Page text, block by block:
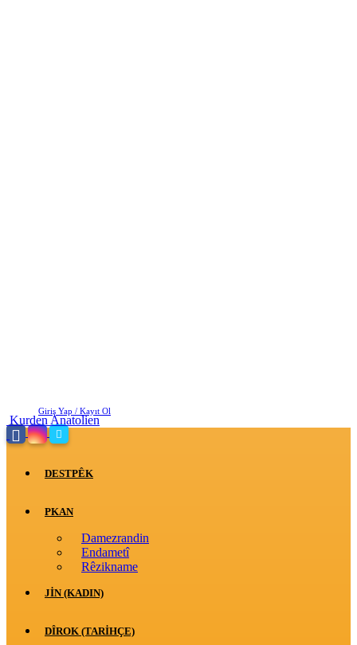
Giriş Yap / Kayıt Ol
Kurden Anatolien
DESTPÊK
PKAN
Damezrandin
Endametî
Rêzikname
JİN (KADIN)
DÎROK (TARİHÇE)